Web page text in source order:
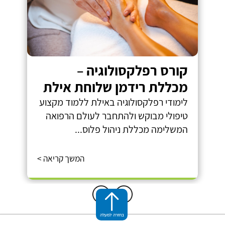
קורס רפלקסולוגיה –
מכללת רידמן שלוחת אילת
לימודי רפלקסולוגיה באילת ללמוד מקצוע
טיפולי מבוקש ולהתחבר לעולם הרפואה
המשלימה מכללת ניהול פלוס...
המשך קריאה >
בחזרה למעלה